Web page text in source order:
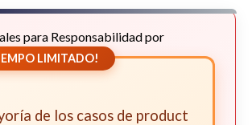
para Responsabilidad por
LIMITADO!
de los casos de product